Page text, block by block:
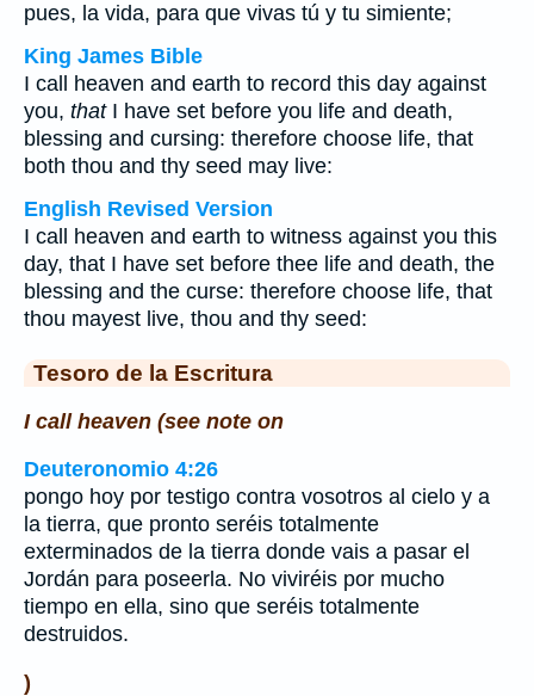
pues, la vida, para que vivas tú y tu simiente;
King James Bible
I call heaven and earth to record this day against
you, thatI have set before you life and death,
blessing and cursing: therefore choose life, that
both thou and thy seed may live:
English Revised Version
I call heaven and earth to witness against you this
day, that I have set before thee life and death, the
blessing and the curse: therefore choose life, that
thou mayest live, thou and thy seed:
Tesoro de la Escritura
I call heaven (see note on
Deuteronomio 4:26
pongo hoy por testigo contra vosotros al cielo y a
la tierra, que pronto seréis totalmente
exterminados de la tierra donde vais a pasar el
Jordán para poseerla. No viviréis por mucho
tiempo en ella, sino que seréis totalmente
destruidos.
)